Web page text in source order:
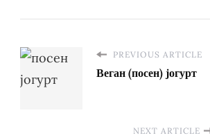
PREVIOUS ARTICLE
Веган (посен) јогурт
NEXT ARTICLE